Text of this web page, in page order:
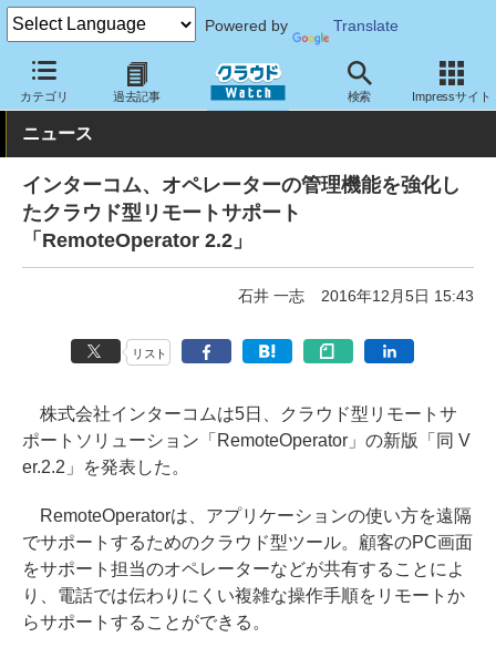
Powered by Translate
カテゴリ 過去記事 検索 Impressサイト
クラウド Watch サービス・ソフト サービス コミュニケーショ
ニュース
インターコム、オペレーターの管理機能を強化し
たクラウド型リモートサポート
「RemoteOperator 2.2」
石井 一志 2016年12月5日 15:43
リスト
株式会社インターコムは5日、クラウド型リモートサ
ポートソリューション「RemoteOperator」の新版「同 V
er.2.2」を発表した。
RemoteOperatorは、アプリケーションの使い方を遠隔
でサポートするためのクラウド型ツール。顧客のPC画面
をサポート担当のオペレーターなどが共有することによ
り、電話では伝わりにくい複雑な操作手順をリモートか
らサポートすることができる。